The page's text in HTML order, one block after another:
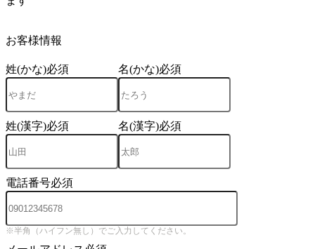
お客様情報
姓(かな)必須 名(かな)必須
姓(漢字)必須 名(漢字)必須
電話番号必須
※半角（ハイフン無し）でご入力してください。